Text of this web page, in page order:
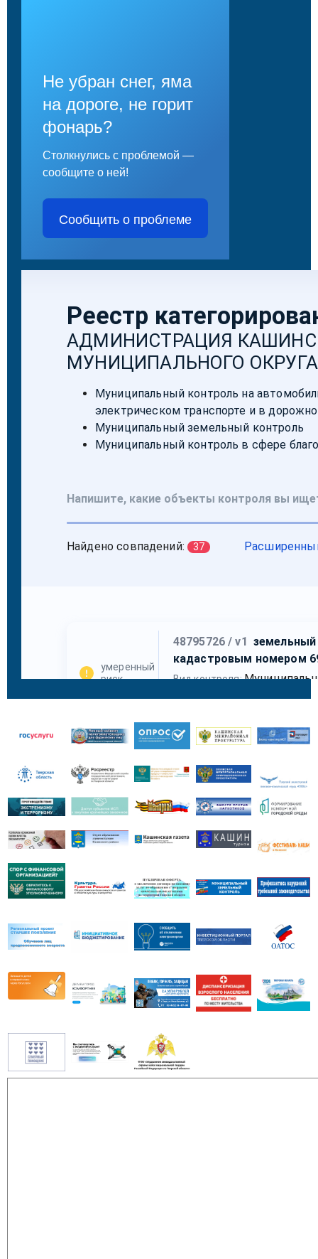
Не убран снег, яма
на дороге, не горит
фонарь?
Столкнулись с проблемой —
сообщите о ней!
Сообщить о проблеме